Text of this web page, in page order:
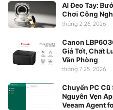
AI Đeo Tay:
Chơi Công
tháng 2 26, 2026
Canon
Giá Tốt, Chất
Văn Phòng
tháng 7 25, 2026
Chuyển PC Cũ
Nguyên Vẹn
Veeam Agent